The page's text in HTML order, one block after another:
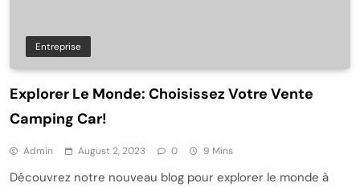
Entreprise
Explorer Le Monde: Choisissez Votre Vente
Camping Car!
Admin August 2, 2023 0 9 Mins
Découvrez notre nouveau blog pour explorer le monde à